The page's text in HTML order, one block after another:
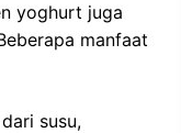
yoghurt juga
manfaat
susu,